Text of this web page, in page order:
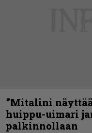
”Mitalini
huippu-uimari
palkinnollaan